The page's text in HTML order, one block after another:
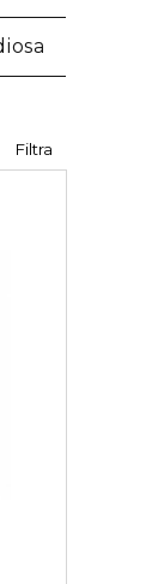
Filtra